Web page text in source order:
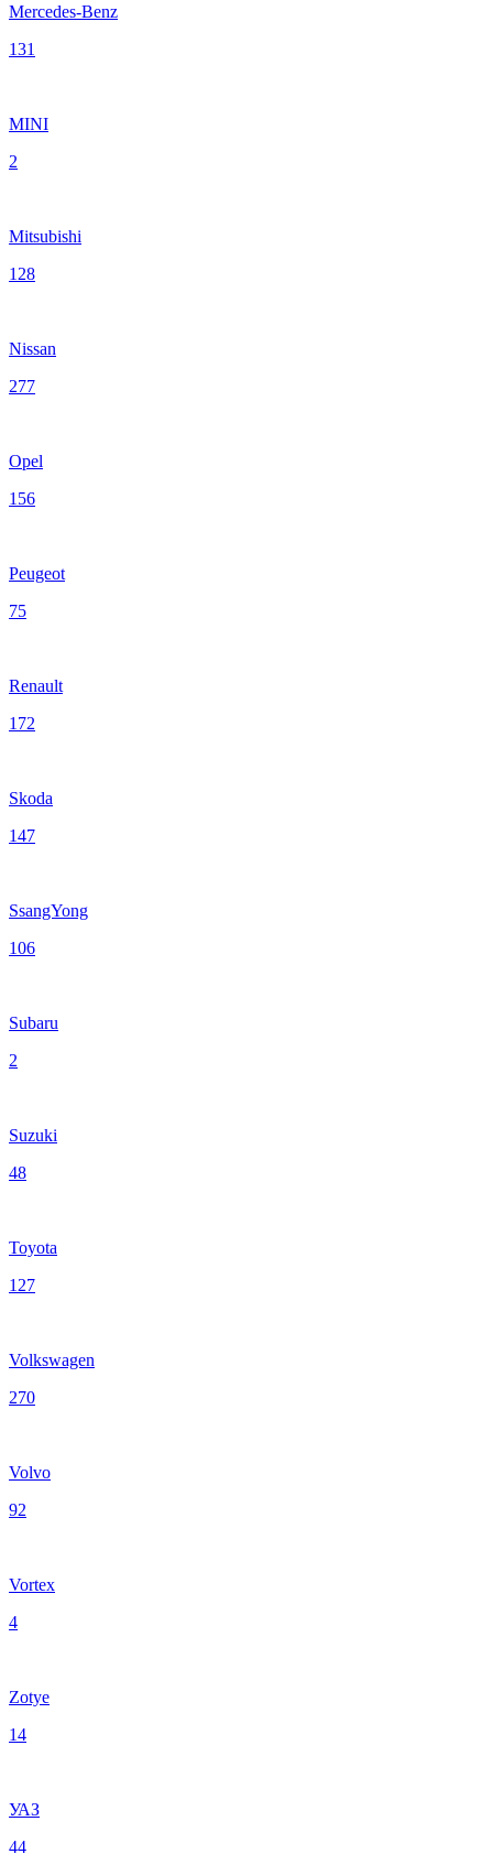
Mercedes-Benz
131
MINI
2
Mitsubishi
128
Nissan
277
Opel
156
Peugeot
75
Renault
172
Skoda
147
SsangYong
106
Subaru
2
Suzuki
48
Toyota
127
Volkswagen
270
Volvo
92
Vortex
4
Zotye
14
УАЗ
44